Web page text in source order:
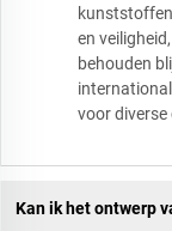
en
behouden
voor
Kan ik het ontwerp